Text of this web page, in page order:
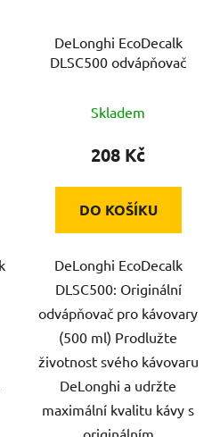
DeLonghi EcoDecalk
DLSC500 odvápňovač
Skladem
208 Kč
DO KOŠÍKU
DeLonghi EcoDecalk
DLSC500: Originální
odvápňovač pro kávovary
(500 ml) Prodlužte
životnost svého kávovaru
DeLonghi a udržte
maximální kvalitu kávy s